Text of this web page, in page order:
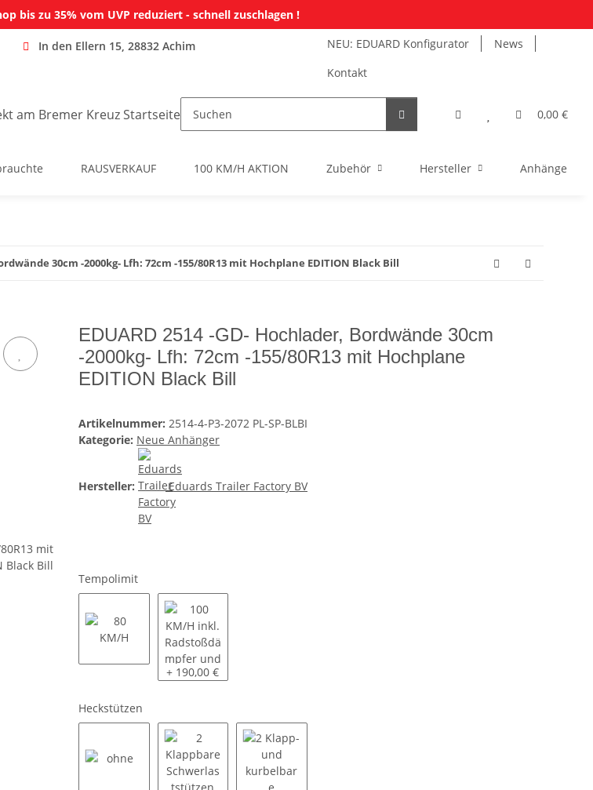
bis zu 35% vom UVP reduziert - schnell zuschlagen !
In den Ellern 15, 28832 Achim NEU: EDUARD Konfigurator
News
Kontakt
0,00 €
RAUSVERKAUF 100 KM/H AKTION Zubehör Hersteller Anhänger
30cm -2000kg- Lfh: 72cm -155/80R13 mit Hochplane EDITION Black Bill
EDUARD 2514 -GD- Hochlader, Bordwände 30cm
-2000kg- Lfh: 72cm -155/80R13 mit Hochplane
EDITION Black Bill
Artikelnummer: 2514-4-P3-2072 PL-SP-BLBI
Kategorie: Neue Anhänger
Hersteller: Eduards Trailer Factory BV
Tempolimit
100 KM/H inkl. Radstoßdämpfer und COC Eintrag
+ 190,00 €
Heckstützen